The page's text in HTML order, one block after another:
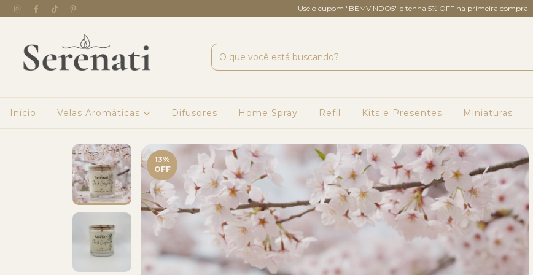
Use o cupom "BEMVINDO5" e tenha 5% OFF na primeira compra
Início Velas Aromáticas Difusores Home Spray Refil Kits e Presentes Miniaturas
13%
OFF